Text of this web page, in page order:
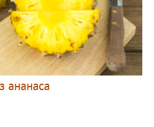
ананаса